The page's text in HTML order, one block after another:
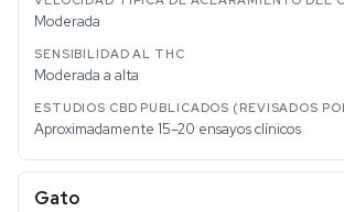
Moderada
Moderada a alta
Aproximadamente 15–20 ensayos clínicos
Gato